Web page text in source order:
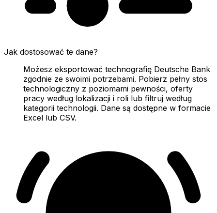
Jak dostosować te dane?
Możesz eksportować technografię Deutsche Bank
zgodnie ze swoimi potrzebami. Pobierz pełny stos
technologiczny z poziomami pewności, oferty
pracy według lokalizacji i roli lub filtruj według
kategorii technologii. Dane są dostępne w formacie
Excel lub CSV.